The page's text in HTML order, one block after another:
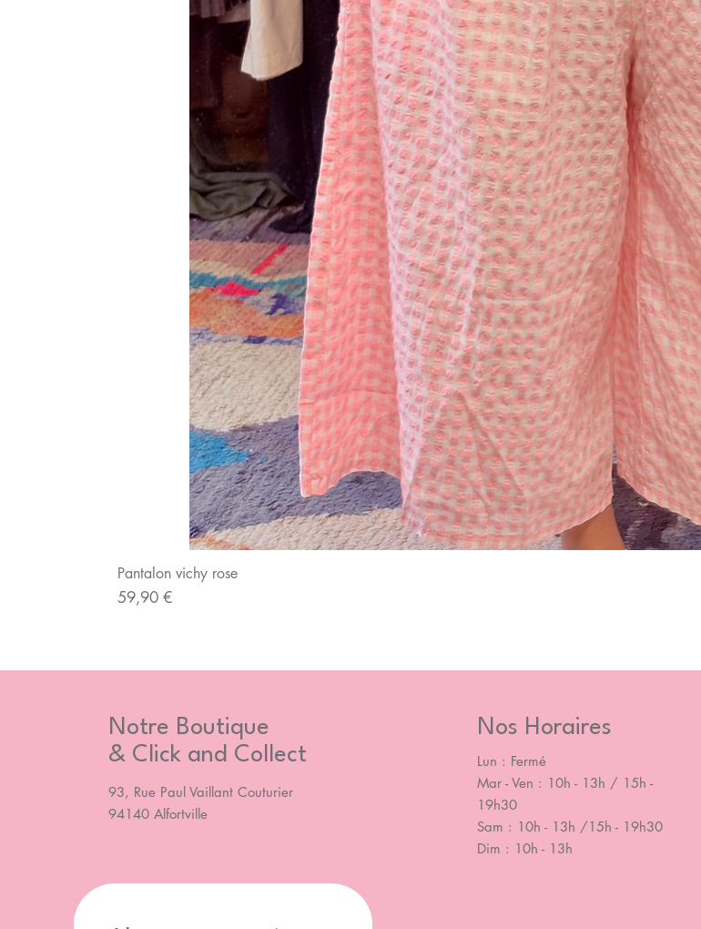
Pantalon vichy rose
Prix
59,90 €
Notre Boutique
& Click and Collect
93, Rue Paul Vaillant Couturier
94140 Alfortville
Nos Horaires
Lun : Fermé
Mar - Ven : 10h - 13h / 15h -
19h30
Sam : 10h - 13h /15h - 19h30
Dim : 10h - 13h